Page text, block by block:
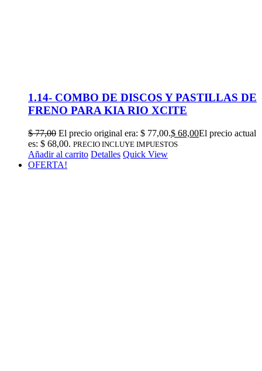
1.14- COMBO DE DISCOS Y PASTILLAS DE
FRENO PARA KIA RIO XCITE
$77,00 El precio original era: $ 77,00.$ 68,00El precio actual
es: $ 68,00. PRECIO INCLUYE IMPUESTOS
Añadir al carrito Detalles Quick View
OFERTA!